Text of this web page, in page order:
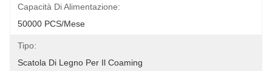
Capacità Di Alimentazione:
50000 PCS/Mese
Tipo:
Scatola Di Legno Per Il Coaming